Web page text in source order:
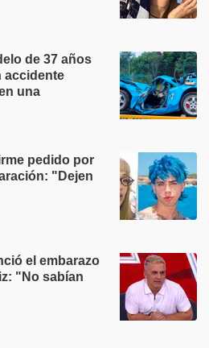
de 37 años
accidente
una
pedido por
"Dejen
el embarazo
"No sabían